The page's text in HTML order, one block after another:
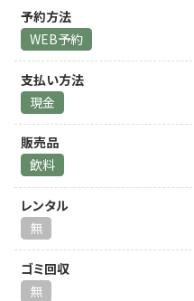
予約方法
WEB予約
支払い方法
現金
販売品
飲料
レンタル
無
ゴミ回収
無